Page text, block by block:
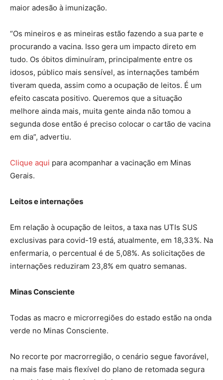
maior adesão à imunização.
“Os mineiros e as mineiras estão fazendo a sua parte e
procurando a vacina. Isso gera um impacto direto em
tudo. Os óbitos diminuíram, principalmente entre os
idosos, público mais sensível, as internações também
tiveram queda, assim como a ocupação de leitos. É um
efeito cascata positivo. Queremos que a situação
melhore ainda mais, muita gente ainda não tomou a
segunda dose então é preciso colocar o cartão de vacina
em dia”, advertiu.
Clique aqui para acompanhar a vacinação em Minas
Gerais.
Leitos e internações
Em relação à ocupação de leitos, a taxa nas UTIs SUS
exclusivas para covid-19 está, atualmente, em 18,33%. Na
enfermaria, o percentual é de 5,08%. As solicitações de
internações reduziram 23,8% em quatro semanas.
Minas Consciente
Todas as macro e microrregiões do estado estão na onda
verde no Minas Consciente.
No recorte por macrorregião, o cenário segue favorável,
na mais fase mais flexível do plano de retomada segura